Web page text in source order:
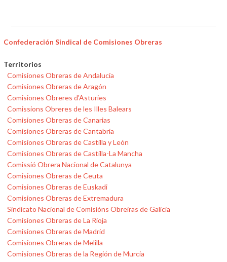
Confederación Sindical de Comisiones Obreras
Territorios
Comisiones Obreras de Andalucía
Comisiones Obreras de Aragón
Comisiones Obreres d'Asturies
Comissions Obreres de les Illes Balears
Comisiones Obreras de Canarias
Comisiones Obreras de Cantabria
Comisiones Obreras de Castilla y León
Comisiones Obreras de Castilla-La Mancha
Comissió Obrera Nacional de Catalunya
Comisiones Obreras de Ceuta
Comisiones Obreras de Euskadi
Comisiones Obreras de Extremadura
Sindicato Nacional de Comisións Obreiras de Galicia
Comisiones Obreras de La Rioja
Comisiones Obreras de Madrid
Comisiones Obreras de Melilla
Comisiones Obreras de la Región de Murcia